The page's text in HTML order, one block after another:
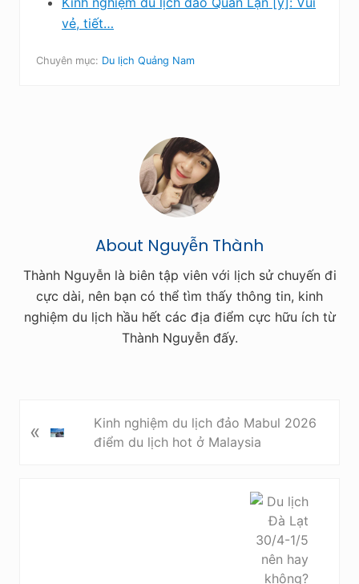
vẻ, tiết…
Chuyên mục: Du lịch Quảng Nam
About Nguyễn Thành
Thành Nguyễn là biên tập viên với lịch sử chuyến đi
cực dài, nên bạn có thể tìm thấy thông tin, kinh
nghiệm du lịch hầu hết các địa điểm cực hữu ích từ
Thành Nguyễn đấy.
r
«
Kinh nghiệm du lịch đảo Mabul 2026
điểm du lịch hot ở Malaysia